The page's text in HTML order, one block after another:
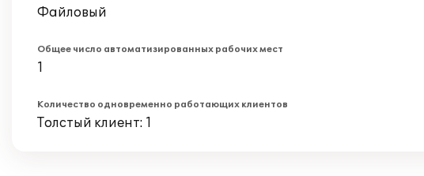
Файловый
Общее число автоматизированных рабочих мест
1
Количество одновременно работающих клиентов
Толстый клиент: 1